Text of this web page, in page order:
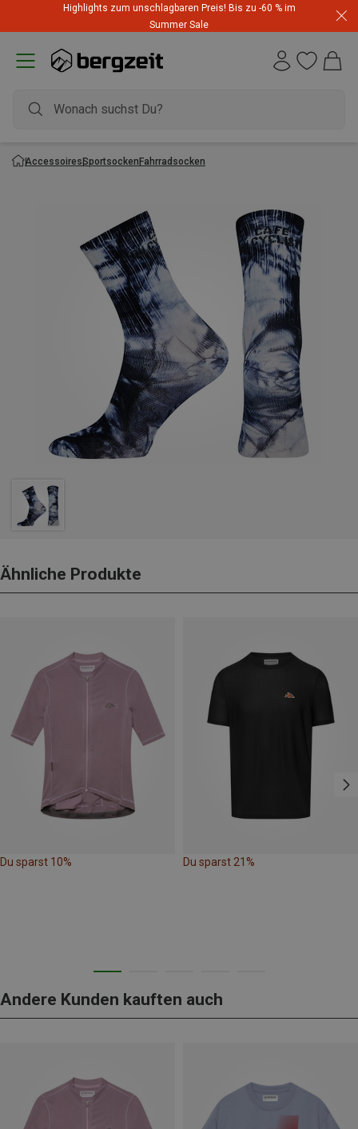
Highlights zum unschlagbaren Preis! Bis zu -60 % im
Summer Sale
AccessoiresSportsockenFahrradsocken
Ähnliche Produkte
Du sparst 10% Du sparst 21%
Andere Kunden kauften auch